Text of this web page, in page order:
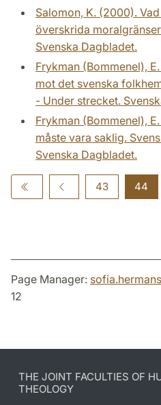
Salomon, K. (2000).
överskrida
Svenska Dagbladet.
Frykman (Bommenel),
mot det svenska
- Under strecket.
Frykman (Bommenel),
måste vara saklig.
Svenska Dagbladet.
43 44
Page Manager:
12
THE JOINT FACULTIES OF
THEOLOGY